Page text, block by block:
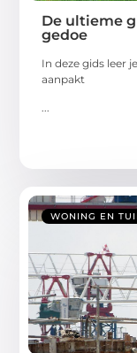
De ultieme
gedoe
In deze gids leer
aanpakt
...
WONING EN